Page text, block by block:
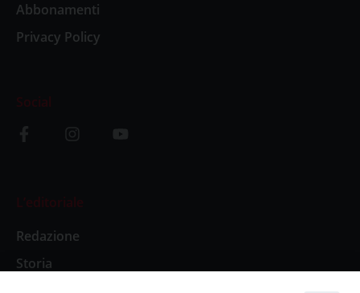
Abbonamenti
Privacy Policy
Social
L’editoriale
Redazione
Storia